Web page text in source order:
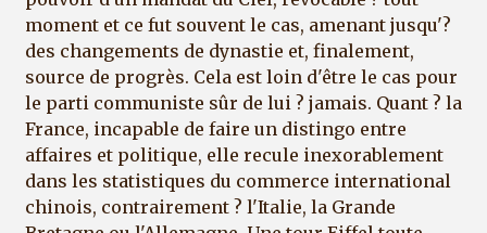
moment et ce fut souvent le cas, amenant jusqu'?
des changements de dynastie et, finalement,
source de progrès. Cela est loin d'être le cas pour
le parti communiste sûr de lui ? jamais. Quant ? la
France, incapable de faire un distingo entre
affaires et politique, elle recule inexorablement
dans les statistiques du commerce international
chinois, contrairement ? l'Italie, la Grande